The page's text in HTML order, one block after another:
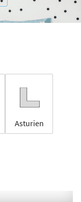
Asturien